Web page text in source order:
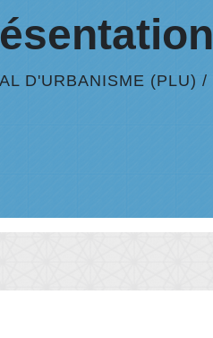
D'URBANISME (PLU) /